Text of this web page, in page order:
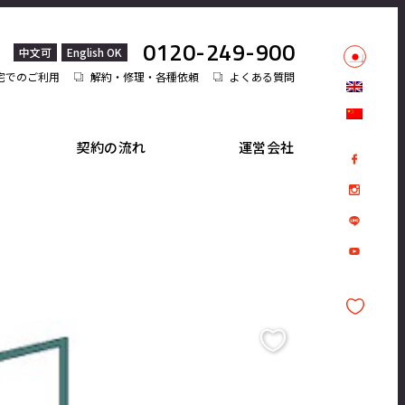
中文可 English OK 0120-249-900
でのご利用 解約・修理・各種依頼 よくある質問
契約の流れ 運営会社